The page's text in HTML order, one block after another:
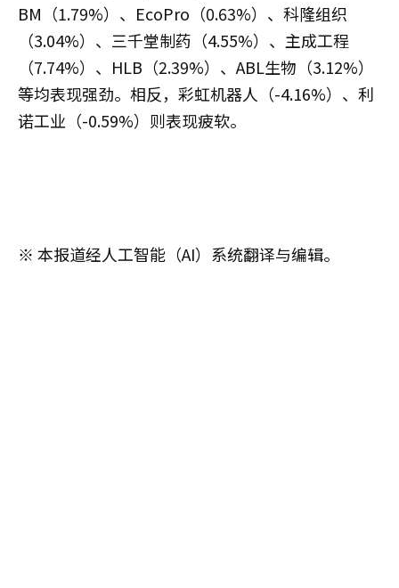
BM（1.79%）、EcoPro（0.63%）、科隆组织
（3.04%）、三千堂制药（4.55%）、主成工程
（7.74%）、HLB（2.39%）、ABL生物（3.12%）
等均表现强劲。相反，彩虹机器人（-4.16%）、利
诺工业（-0.59%）则表现疲软。
※ 本报道经人工智能（AI）系统翻译与编辑。